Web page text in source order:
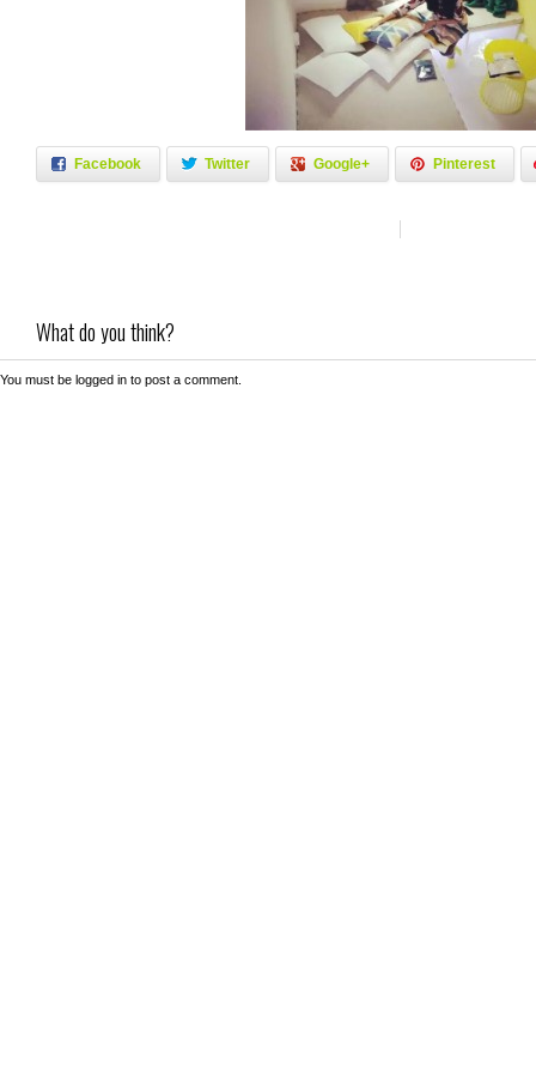
Facebook Twitter Google+ Pinterest
What do you think?
You must be logged in to post a comment.